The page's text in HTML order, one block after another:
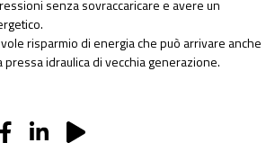
senza sovraccaricare e avere un
risparmio di energia che può arrivare anche
pressa idraulica di vecchia generazione.